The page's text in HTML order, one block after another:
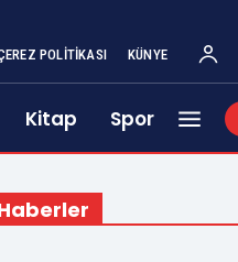
POLITIKASI KÜNYE
Kitap Spor